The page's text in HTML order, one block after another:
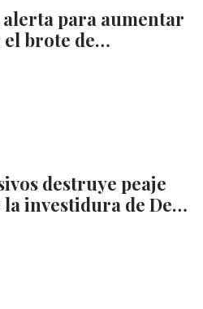
alerta para aumentar
el brote de…
destruye peaje
la investidura de De…